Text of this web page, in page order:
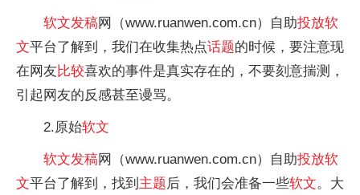
软文发稿网（www.ruanwen.com.cn）自助投放软
文平台了解到，我们在收集热点话题的时候，要注意现
在网友比较喜欢的事件是真实存在的，不要刻意揣测，
引起网友的反感甚至谩骂。
2.原始软文
软文发稿网（www.ruanwen.com.cn）自助投放软
文平台了解到，找到 主题后，我们会准备一些软文。大